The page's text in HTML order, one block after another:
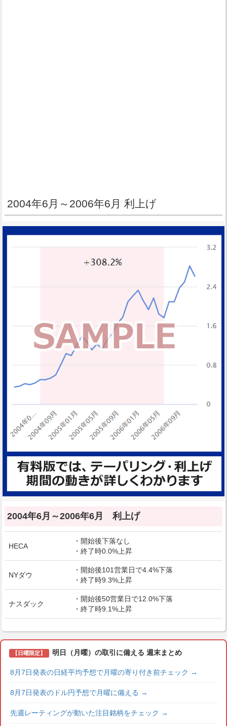
2004年6月～2006年6月 利上げ
2004年6月～2006年6月 利上げ
HECA
・開始後下落なし
・終了時0.0%上昇
NYダウ
・開始後101営業日で4.4%下落
・終了時9.3%上昇
ナスダック
・開始後50営業日で12.0%下落
・終了時9.1%上昇
【日曜限定】 明日（月曜）の取引に備える 週末まとめ
8月7日発表の日経平均予想で月曜の寄り付き前チェック →
8月7日発表のドル円予想で月曜に備える →
先週レーティングが動いた注目銘柄をチェック →